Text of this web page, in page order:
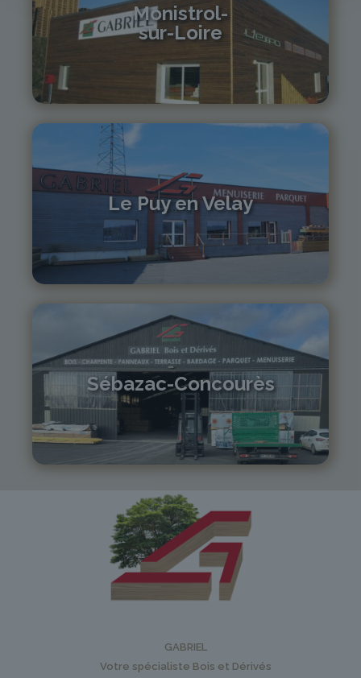
Monistrol-
sur-Loire
monistrol@gabriel-sa.fr
Le Puy en Velay
04 71 01 13 30
lepuy@gabriel-sa.fr
Sébazac-Concourès
05 81 55 83 89
monistrol@gabriel-sa.fr
GABRIEL
Votre spécialiste Bois et Dérivés